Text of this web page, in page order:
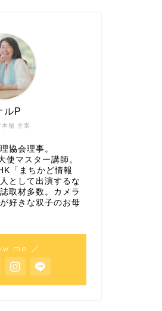
本舗 主宰
ルP
協会理事。
使マスター講師。
「まちかど情報
として出演するな
取材多数。カメラ
好きな双子のお母
me ／